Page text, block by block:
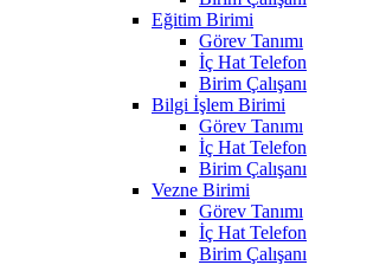
Eğitim Birimi
Görev Tanımı
İç Hat Telefon
Birim Çalışanı
Bilgi İşlem Birimi
Görev Tanımı
İç Hat Telefon
Birim Çalışanı
Vezne Birimi
Görev Tanımı
İç Hat Telefon
Birim Çalışanı